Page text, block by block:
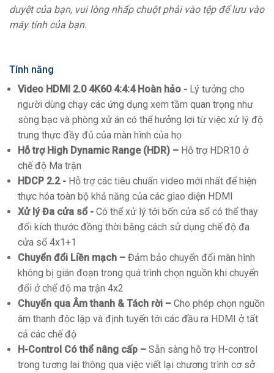
duyệt của bạn, vui lòng nhấp chuột phải vào tệp để lưu vào
máy tính của bạn.
Tính năng
Video HDMI 2.0 4K60 4:4:4 Hoàn hảo - Lý tưởng cho
người dùng chạy các ứng dụng xem tầm quan trọng như
sòng bạc và phòng xử án có thể hưởng lợi từ việc xử lý độ
trung thực đầy đủ của màn hình của họ
Hỗ trợ High Dynamic Range (HDR) – Hỗ trợ HDR10 ở
chế độ Ma trận
HDCP 2.2 - Hỗ trợ các tiêu chuẩn video mới nhất để hiện
thực hóa toàn bộ khả năng của các giao diện HDMI
Xử lý Đa cửa sổ - Có thể xử lý tới bốn cửa sổ có thể thay
đổi kích thước đồng thời bằng cách sử dụng chế độ đa
cửa sổ 4x1+1
Chuyển đổi Liền mạch – Đảm bảo chuyển đổi màn hình
không bị gián đoạn trong quá trình chọn nguồn khi chuyển
đổi ở chế độ ma trận 4x2
Chuyển qua Âm thanh & Tách rời – Cho phép chọn nguồn
âm thanh độc lập và định tuyến tới các đầu ra HDMI ở tất
cả các chế độ
H-Control Có thể nâng cấp – Sẵn sàng hỗ trợ H-control
trong tương lai thông qua việc viết lại chương trình cơ sở